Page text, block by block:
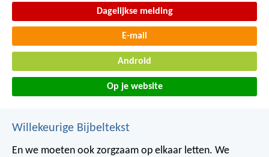
Dagelijkse melding
E-mail
Android
Op je website
Willekeurige Bijbeltekst
En we moeten ook zorgzaam op elkaar letten. We